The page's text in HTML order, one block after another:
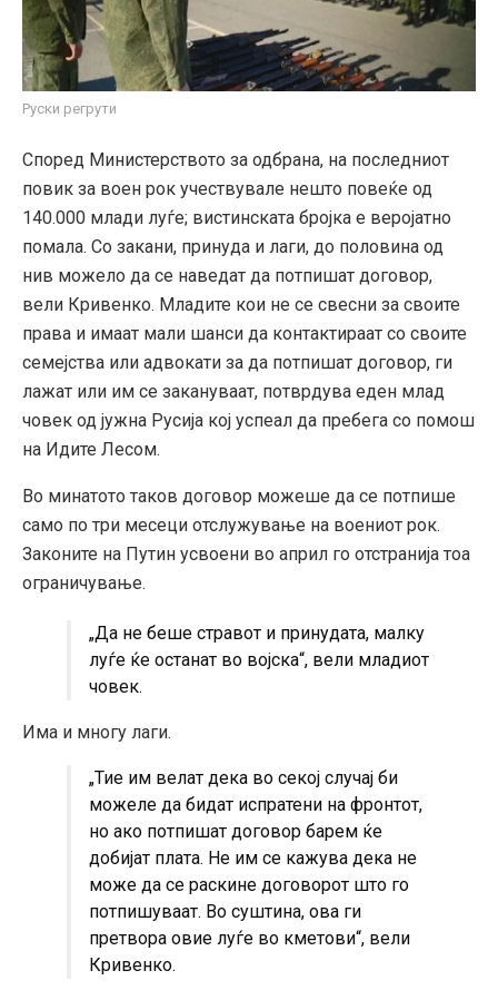
Руски регрути
Според Министерството за одбрана, на последниот
повик за воен рок учествувале нешто повеќе од
140.000 млади луѓе; вистинската бројка е веројатно
помала. Со закани, принуда и лаги, до половина од
нив можело да се наведат да потпишат договор,
вели Кривенко. Младите кои не се свесни за своите
права и имаат мали шанси да контактираат со своите
семејства или адвокати за да потпишат договор, ги
лажат или им се закануваат, потврдува еден млад
човек од јужна Русија кој успеал да пребега со помош
на Идите Лесом.
Во минатото таков договор можеше да се потпише
само по три месеци отслужување на воениот рок.
Законите на Путин усвоени во април го отстранија тоа
ограничување.
„Да не беше стравот и принудата, малку
луѓе ќе останат во војска“, вели младиот
човек.
Има и многу лаги.
„Тие им велат дека во секој случај би
можеле да бидат испратени на фронтот,
но ако потпишат договор барем ќе
добијат плата. Не им се кажува дека не
може да се раскине договорот што го
потпишуваат. Во суштина, ова ги
претвора овие луѓе во кметови“, вели
Кривенко.